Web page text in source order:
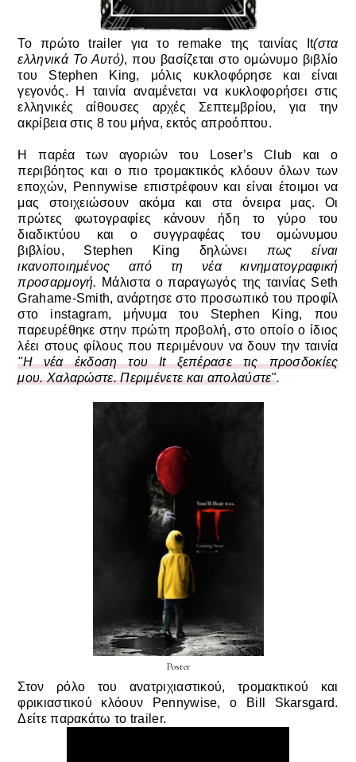
Το πρώτο trailer για το remake της ταινίας It(στα
ελληνικά Το Αυτό), που βασίζεται στο ομώνυμο βιβλίο
του Stephen King, μόλις κυκλοφόρησε και είναι
γεγονός. Η ταινία αναμένεται να κυκλοφορήσει στις
ελληνικές αίθουσες αρχές Σεπτεμβρίου, για την
ακρίβεια στις 8 του μήνα, εκτός απροόπτου.
Η παρέα των αγοριών του Loser’s Club και ο
περιβόητος και ο πιο τρομακτικός κλόουν όλων των
εποχών, Pennywise επιστρέφουν και είναι έτοιμοι να
μας στοιχειώσουν ακόμα και στα όνειρα μας. Οι
πρώτες φωτογραφίες κάνουν ήδη το γύρο του
διαδικτύου και ο συγγραφέας του ομώνυμου
βιβλίου,
Stephen King δηλώνει πως είναι
ικανοποιημένος από τη νέα κινηματογραφική
προσαρμογή. Μάλιστα ο παραγωγός της ταινίας Seth
Grahame-Smith, ανάρτησε στο προσωπικό του προφίλ
στο instagram, μήνυμα του Stephen King, που
παρευρέθηκε στην πρώτη προβολή, στο οποίο ο ίδιος
λέει στους φίλους που περιμένουν να δουν την ταινία
"Η νέα έκδοση τουIt ξεπέρασε τις προσδοκίες
μου. Χαλαρώστε. Περιμένετε και απολαύστε".
Poster
Στον ρόλο του ανατριχιαστικού, τρομακτικού και
φρικιαστικού κλόουν Pennywise, ο Bill Skarsgard.
Δείτε παρακάτω το trailer.